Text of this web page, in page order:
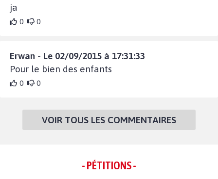
ja
0 0
Erwan - Le 02/09/2015 à 17:31:33
Pour le bien des enfants
0 0
VOIR TOUS LES COMMENTAIRES
- PÉTITIONS -